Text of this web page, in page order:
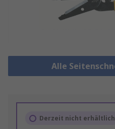
Alle
Derzeit nicht erhältlich